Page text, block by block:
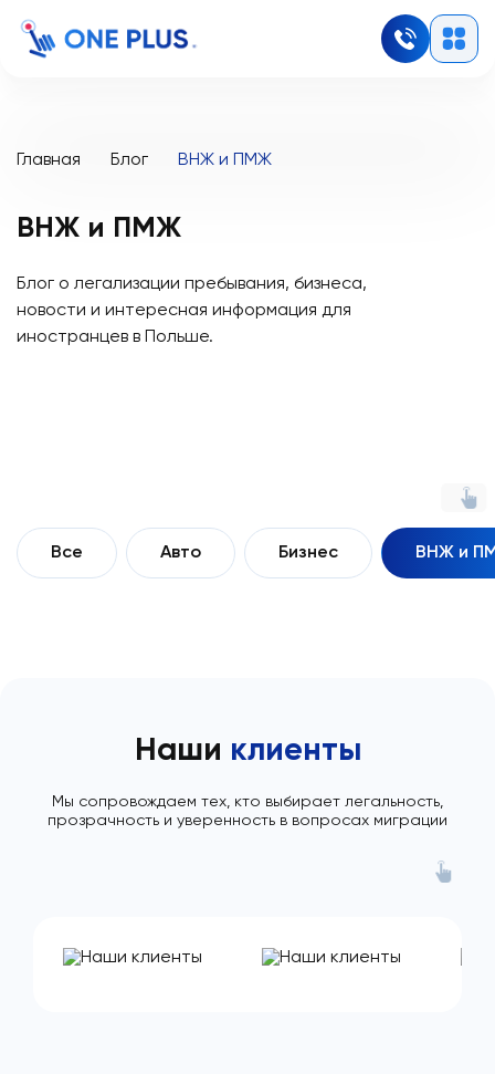
Главная Блог ВНЖ и ПМЖ
ВНЖ и ПМЖ
Блог о легализации пребывания, бизнеса,
новости и интересная информация для
иностранцев в Польше.
Все Авто Бизнес ВНЖ и
Наши клиенты
Мы сопровождаем тех, кто выбирает легальность,
прозрачность и уверенность в вопросах миграции